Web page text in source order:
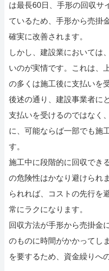
は最長60日、手形の回収サ
ているため、手形から売掛
確実に改善されます。
しかし、建設業においては
いのが実情です。これは、
の多くは施工後に支払いを
後述の通り、建設事業者に
支払いを受けるのではなく
に、可能ならば一部でも施
す。
施工中に段階的に回収でき
の危険性はかなり避けられ
られれば、コストの先行を
常にラクになります。
回収方法が手形から売掛金
のものに時間がかかってし
を要するため、資金繰りへ